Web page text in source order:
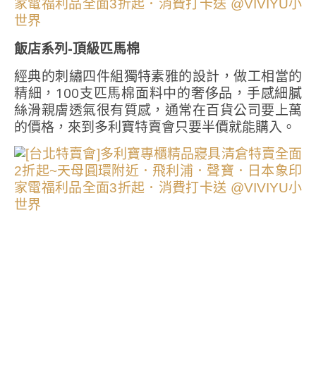
飯店系列-頂級匹馬棉
經典的刺繡四件組獨特素雅的設計，做工相當的
精細，100支匹馬棉面料中的奢侈品，手感細膩
絲滑親膚透氣很有質感，通常在百貨公司要上萬
的價格，來到多利寶特賣會只要半價就能購入。